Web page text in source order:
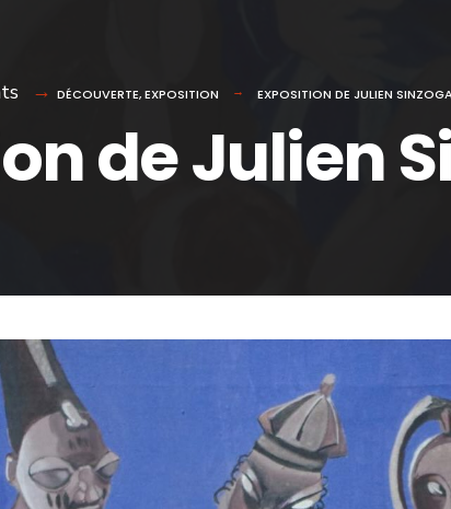
DÉCOUVERTE,EXPOSITION EXPOSITION DE JULIEN
de Julien